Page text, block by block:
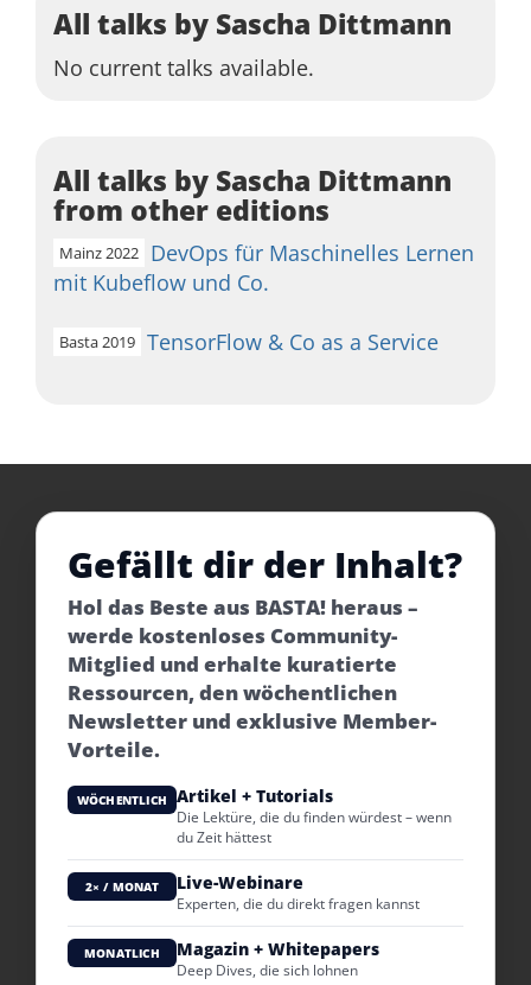
All talks by Sascha Dittmann
No current talks available.
All talks by Sascha Dittmann
from other editions
Mainz 2022
DevOps für Maschinelles Lernen
mit Kubeflow und Co.
Basta 2019 TensorFlow & Co as a Service
Gefällt dir der Inhalt?
Hol das Beste aus BASTA! heraus –
werde kostenloses Community-
Mitglied und erhalte kuratierte
Ressourcen, den wöchentlichen
Newsletter und exklusive Member-
Vorteile.
WÖCHENTLICH Artikel + Tutorials
Die Lektüre, die du finden würdest – wenn
du Zeit hättest
2× / MONAT Live-Webinare
Experten, die du direkt fragen kannst
MONATLICH Magazin + Whitepapers
Deep Dives, die sich lohnen